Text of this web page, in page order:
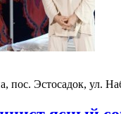
пос. Эстосадок, ул.